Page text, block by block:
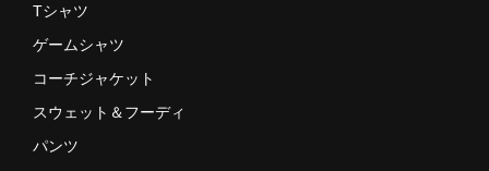
Tシャツ
ゲームシャツ
コーチジャケット
スウェット＆フーディ
パンツ